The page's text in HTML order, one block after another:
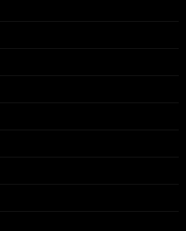
समाज
चिरोत्थानसँगै होली पर्व शुभारम्भ